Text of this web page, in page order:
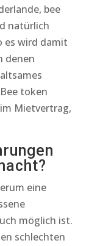
bee
natürlich
es wird damit
denen
token
Mietvertrag,
eine
möglich ist.
schlechten